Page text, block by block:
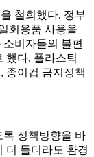
철회했다. 정부
회용품 사용을
비자들의 불편
했다. 플라스틱
종이컵 금지정책
정책방향을 바
더 들더라도 환경